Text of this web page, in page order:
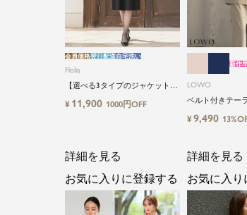
Flolia
【選べる3タイプのジャケット＆
丈タイプ】洗える・ワンピース2
点セットアップセレモニースー
会員価格翌日配送自宅洗い
¥ 11,900 1000円OFF
LOWO
ベルト付きテー
アーインナーブ
丈設計ワイドパ
新作
¥9,490
詳細を見る
お気に入りに登録する
詳細を見る
お気に入り